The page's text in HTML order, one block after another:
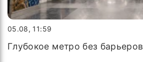
05.08, 11:59
Глубокое метро без барьеров